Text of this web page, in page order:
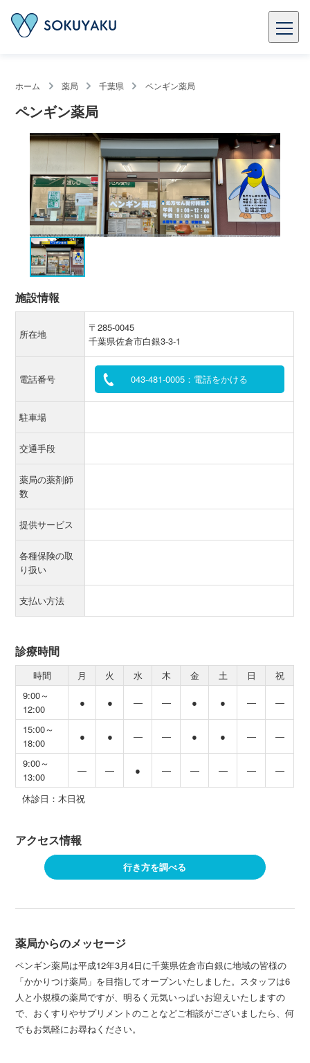
ホーム 薬局 千葉県 ペンギン薬局
ペンギン薬局
施設情報
所在地
〒285-0045
千葉県佐倉市白銀3-3-1
電話番号 043-481-0005：電話をかける
駐車場
交通手段
薬局の薬剤師
数
提供サービス
各種保険の取
り扱い
支払い方法
診療時間
時間 月 火 水 木 金 土 日
祝
9:00～
12:00
● ● ― ― ● ● ― ―
15:00～
18:00
● ● ― ― ● ● ― ―
9:00～
13:00
― ― ● ― ― ― ― ―
休診日：木日祝
アクセス情報
行き方を調べる
薬局からのメッセージ
ペンギン薬局は平成12年3月4日に千葉県佐倉市白銀に地域の皆様の
「かかりつけ薬局」を目指してオープンいたしました。スタッフは6
人と小規模の薬局ですが、明るく元気いっぱいお迎えいたしますの
で、おくすりやサプリメントのことなどご相談がございましたら、何
でもお気軽にお尋ねください。